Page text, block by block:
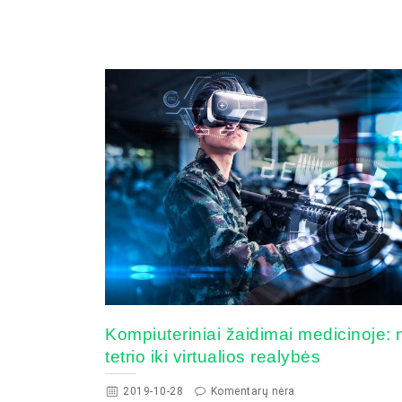
Kompiuteriniai žaidimai medicinoje:
tetrio iki virtualios realybės
2019-10-28 Komentarų nėra